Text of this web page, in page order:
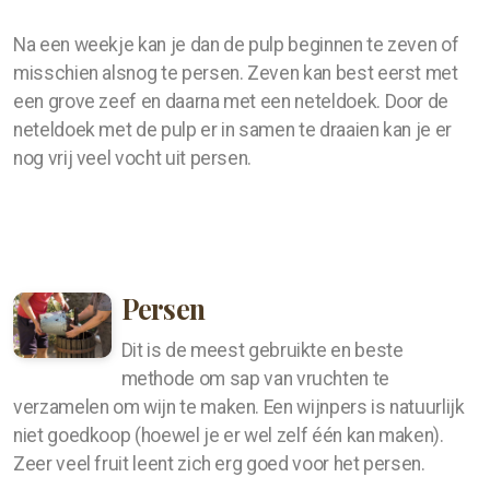
Na een weekje kan je dan de pulp beginnen te zeven of
misschien alsnog te persen. Zeven kan best eerst met
een grove zeef en daarna met een neteldoek. Door de
neteldoek met de pulp er in samen te draaien kan je er
nog vrij veel vocht uit persen.
Persen
Dit is de meest gebruikte en beste
methode om sap van vruchten te
verzamelen om wijn te maken. Een wijnpers is natuurlijk
niet goedkoop (hoewel je er wel zelf één kan maken).
Zeer veel fruit leent zich erg goed voor het persen.